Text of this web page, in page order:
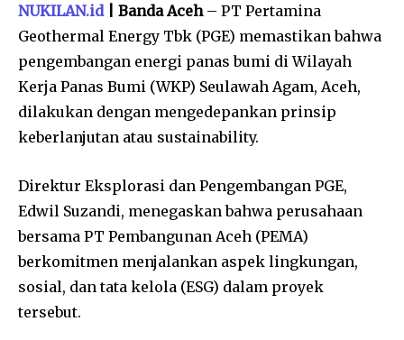
NUKILAN.id| Banda Aceh – PT Pertamina
Geothermal Energy Tbk (PGE) memastikan bahwa
pengembangan energi panas bumi di Wilayah
Kerja Panas Bumi (WKP) Seulawah Agam, Aceh,
dilakukan dengan mengedepankan prinsip
keberlanjutan atau sustainability.
Direktur Eksplorasi dan Pengembangan PGE,
Edwil Suzandi, menegaskan bahwa perusahaan
bersama PT Pembangunan Aceh (PEMA)
berkomitmen menjalankan aspek lingkungan,
sosial, dan tata kelola (ESG) dalam proyek
tersebut.